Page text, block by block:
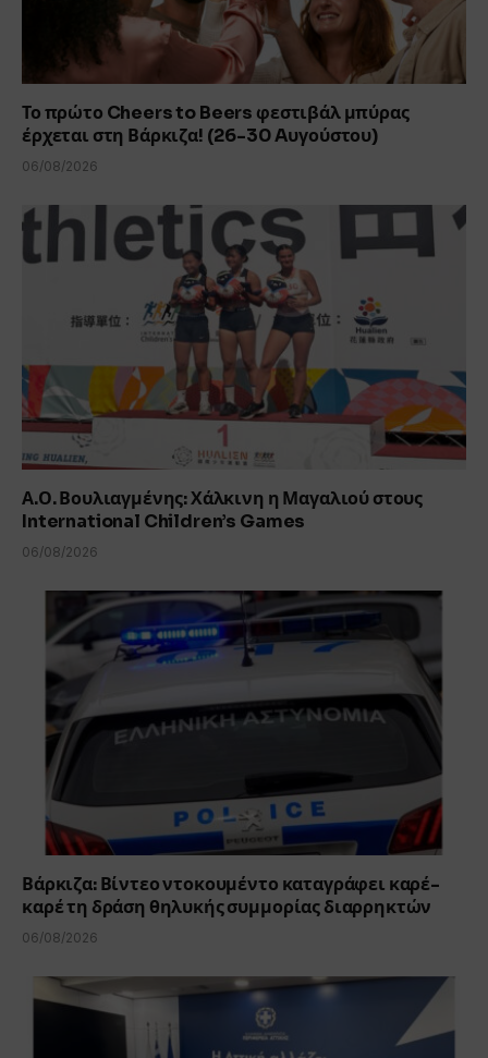
Το πρώτο Cheers to Beers φεστιβάλ μπύρας
έρχεται στη Βάρκιζα! (26-30 Aυγούστου)
06/08/2026
Α.Ο. Βουλιαγμένης: Χάλκινη η Μαγαλιού στους
International Children’s Games
06/08/2026
Βάρκιζα: Βίντεο ντοκουμέντο καταγράφει καρέ-
καρέ τη δράση θηλυκής συμμορίας διαρρηκτών
06/08/2026